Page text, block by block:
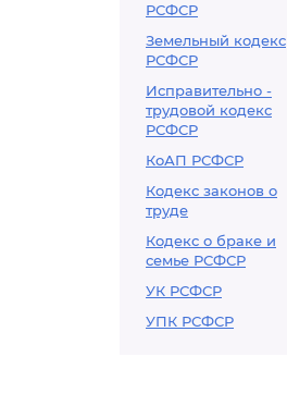
РСФСР
Земельный кодекс
РСФСР
Исправительно -
трудовой кодекс
РСФСР
КоАП РСФСР
Кодекс законов о
труде
Кодекс о браке и
семье РСФСР
УК РСФСР
УПК РСФСР